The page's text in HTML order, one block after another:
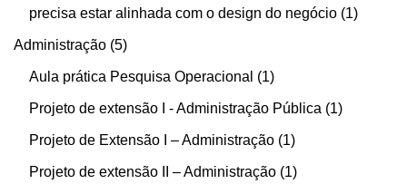
precisa estar alinhada com o design do negócio 1
Administração 5
Aula prática Pesquisa Operacional 1
Projeto de extensão I - Administração Pública 1
Projeto de Extensão I – Administração 1
Projeto de extensão II – Administração 1